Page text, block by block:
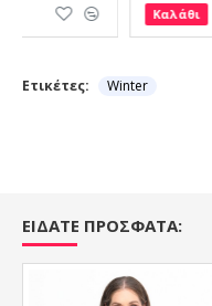
Καλάθι
Ετικέτες: Winter
ΕΙΔΑΤΕ ΠΡΟΣΦΑΤΑ: